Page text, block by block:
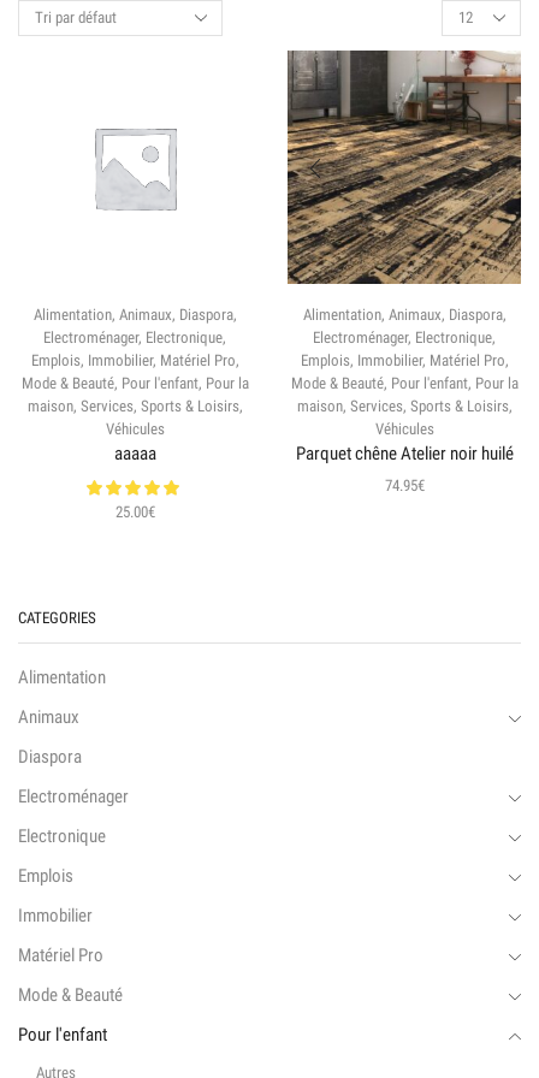
Alimentation, Animaux, Diaspora,
Electroménager, Electronique,
Emplois, Immobilier, Matériel Pro,
Mode & Beauté, Pour l'enfant, Pour la
maison, Services, Sports & Loisirs,
Véhicules
aaaaa
25.00€
Alimentation, Animaux, Diaspora,
Electroménager, Electronique,
Emplois, Immobilier, Matériel Pro,
Mode & Beauté, Pour l'enfant, Pour la
maison, Services, Sports & Loisirs,
Véhicules
Parquet chêne Atelier noir huilé
74.95€
CATEGORIES
Alimentation
Animaux
Diaspora
Electroménager
Electronique
Emplois
Immobilier
Matériel Pro
Mode & Beauté
Pour l'enfant
Autres